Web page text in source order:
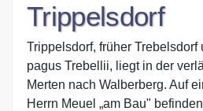
Trippelsdorf
Trippelsdorf, früher Trebelsdorf
pagus Trebellii, liegt in der
Merten nach Walberberg. Auf
Herrn Meuel „am Bau"